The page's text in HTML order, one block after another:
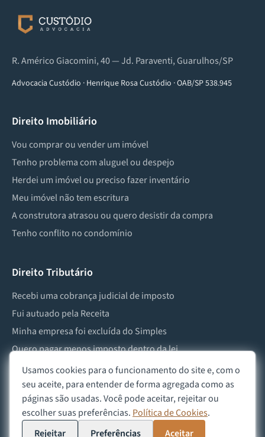
R. Américo Giacomini, 40 — Jd. Paraventi, Guarulhos/SP
Advocacia Custódio · Henrique Rosa Custódio ·OAB/SP 538.945
Direito Imobiliário
Vou comprar ou vender um imóvel
Tenho problema com aluguel ou despejo
Herdei um imóvel ou preciso fazer inventário
Meu imóvel não tem escritura
A construtora atrasou ou quero desistir da compra
Tenho conflito no condomínio
Direito Tributário
Recebi uma cobrança judicial de imposto
Fui autuado pela Receita
Minha empresa foi excluída do Simples
Quero pagar menos imposto dentro da lei
Preciso lidar com imposto de herança ou doação
2026Advocacia Custódio
Política de Privacidade Política de Cookies Aviso Legal
Usamos cookies para o funcionamento do site e, com o
seu aceite, para entender de forma agregada como as
páginas são usadas. Você pode aceitar, rejeitar ou
escolher suas preferências. Política de Cookies.
Rejeitar
Preferências Aceitar